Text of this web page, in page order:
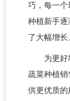
巧，每一个
种植新手
了大幅增长
为更
蔬菜种植
供更优质